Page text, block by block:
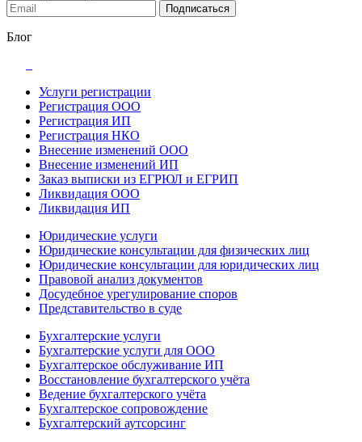
Подписаться
Блог
Услуги регистрации
Регистрация ООО
Регистрация ИП
Регистрация НКО
Внесение изменений ООО
Внесение изменений ИП
Заказ выписки из ЕГРЮЛ и ЕГРИП
Ликвидация ООО
Ликвидация ИП
Юридические услуги
Юридические консультации для физических лиц
Юридические консультации для юридических лиц
Правовой анализ документов
Досудебное урегулирование споров
Представительство в суде
Бухгалтерские услуги
Бухгалтерские услуги для ООО
Бухгалтерское обслуживание ИП
Восстановление бухгалтерского учёта
Ведение бухгалтерского учёта
Бухгалтерское сопровождение
Бухгалтерский аутсорсинг